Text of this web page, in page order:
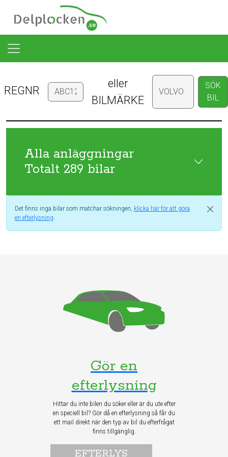
REGNR
eller
BILMÄRKE
SÖK
BIL
Alla anläggningar
Totalt 289 bilar
Det finns inga bilar som matchar sökningen, klicka här för att göra
en efterlysning.
Gör en
efterlysning
Hittar du inte bilen du söker eller är du ute efter
en speciell bil? Gör då en efterlysning så får du
ett mail direkt när den typ av bil du efterfrågat
finns tillgänglig.
EFTERLYS